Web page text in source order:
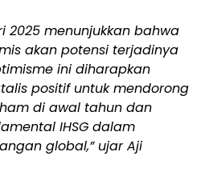
2025 menunjukkan bahwa
akan potensi terjadinya
ini diharapkan
positif untuk mendorong
di awal tahun dan
IHSG dalam
global,” ujar Aji